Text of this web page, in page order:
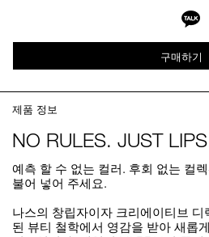
구매하기
제품 정보
NO RULES. JUST
예측 할 수 없는 컬러. 후회 없는 컬
불어 넣어 주세요.
나스의 창립자이자 크리에이티브
된 뷰티 철학에서 영감을 받아 새롭